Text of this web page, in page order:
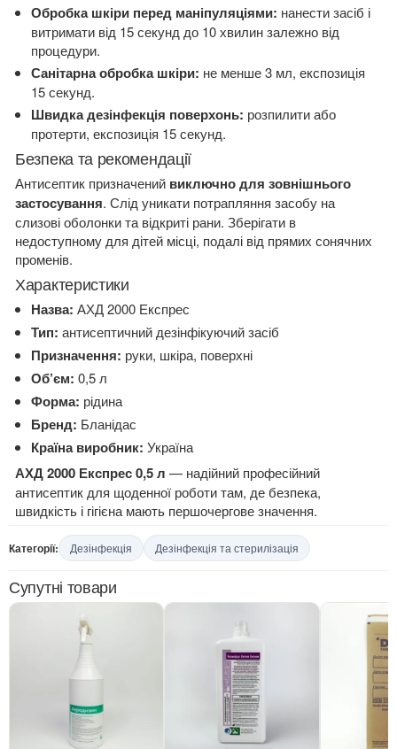
Обробка шкіри перед маніпуляціями: нанести засіб і
витримати від 15 секунд до 10 хвилин залежно від
процедури.
Санітарна обробка шкіри: не менше 3 мл, експозиція
15 секунд.
Швидка дезінфекція поверхонь: розпилити або
протерти, експозиція 15 секунд.
Безпека та рекомендації
Антисептик призначений виключно для зовнішнього
застосування. Слід уникати потрапляння засобу на
слизові оболонки та відкриті рани. Зберігати в
недоступному для дітей місці, подалі від прямих сонячних
променів.
Характеристики
Назва: АХД 2000 Експрес
Тип: антисептичний дезінфікуючий засіб
Призначення: руки, шкіра, поверхні
Об’єм: 0,5 л
Форма: рідина
Бренд: Бланідас
Країна виробник: Україна
АХД 2000 Експрес 0,5 л — надійний професійний
антисептик для щоденної роботи там, де безпека,
швидкість і гігієна мають першочергове значення.
Категорії: Дезінфекція Дезінфекція та стерилізація
Супутні товари